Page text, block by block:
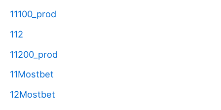
11100_prod
112
11200_prod
11Mostbet
12Mostbet